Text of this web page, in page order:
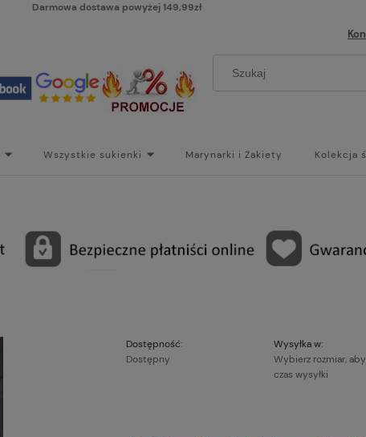
Darmowa dostawa powyżej 149,99zł
Wszystkie sukienki Marynarki i Żakiety Kolekcja
Dostępność:
Dostępny
Wysyłka w:
Wybierz rozmiar,
czas wysyłki